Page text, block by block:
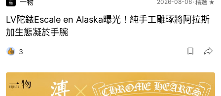
一物 2026-08-06 精選 ★
LV陀錶Escale en Alaska曝光！純手工雕琢將阿拉斯
加生態凝於手腕
3